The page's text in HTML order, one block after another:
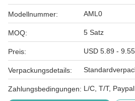
Modellnummer: AML0
MOQ: 5 Satz
Preis: USD 5.89 - 9.55
Verpackungsdetails:
Zahlungsbedingungen: L/C, T/T, Paypal